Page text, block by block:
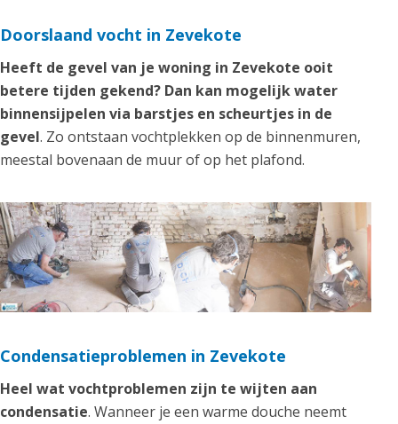
Doorslaand vocht in Zevekote
Heeft de gevel van je woning in Zevekote ooit
betere tijden gekend? Dan kan mogelijk water
binnensijpelen via barstjes en scheurtjes in de
gevel. Zo ontstaan vochtplekken op de binnenmuren,
meestal bovenaan de muur of op het plafond.
Condensatieproblemen in Zevekote
Heel wat vochtproblemen zijn te wijten aan
condensatie. Wanneer je een warme douche neemt